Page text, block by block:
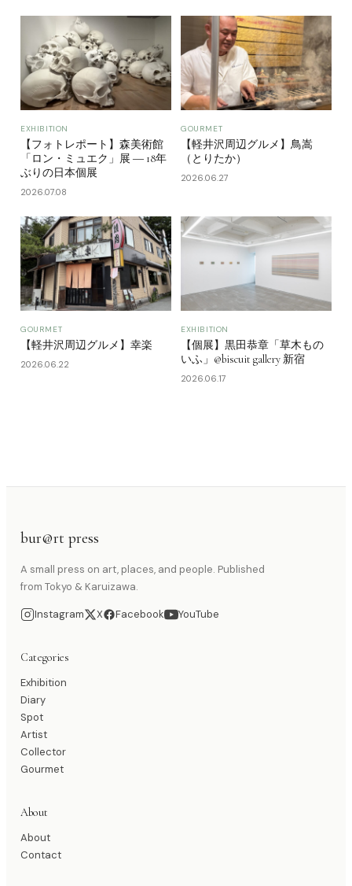
EXHIBITION
【フォトレポート】森美術館
「ロン・ミュエク」展 ― 18年
ぶりの日本個展
2026.07.08
GOURMET
【軽井沢周辺グルメ】鳥嵩
（とりたか）
2026.06.27
GOURMET
【軽井沢周辺グルメ】幸楽
2026.06.22
EXHIBITION
【個展】黒田恭章「草木もの
いふ」@biscuit gallery 新宿
2026.06.17
bur@rt press
A small press on art, places, and people. Published
from Tokyo & Karuizawa.
Instagram X Facebook YouTube
Categories
Exhibition
Diary
Spot
Artist
Collector
Gourmet
About
About
Contact